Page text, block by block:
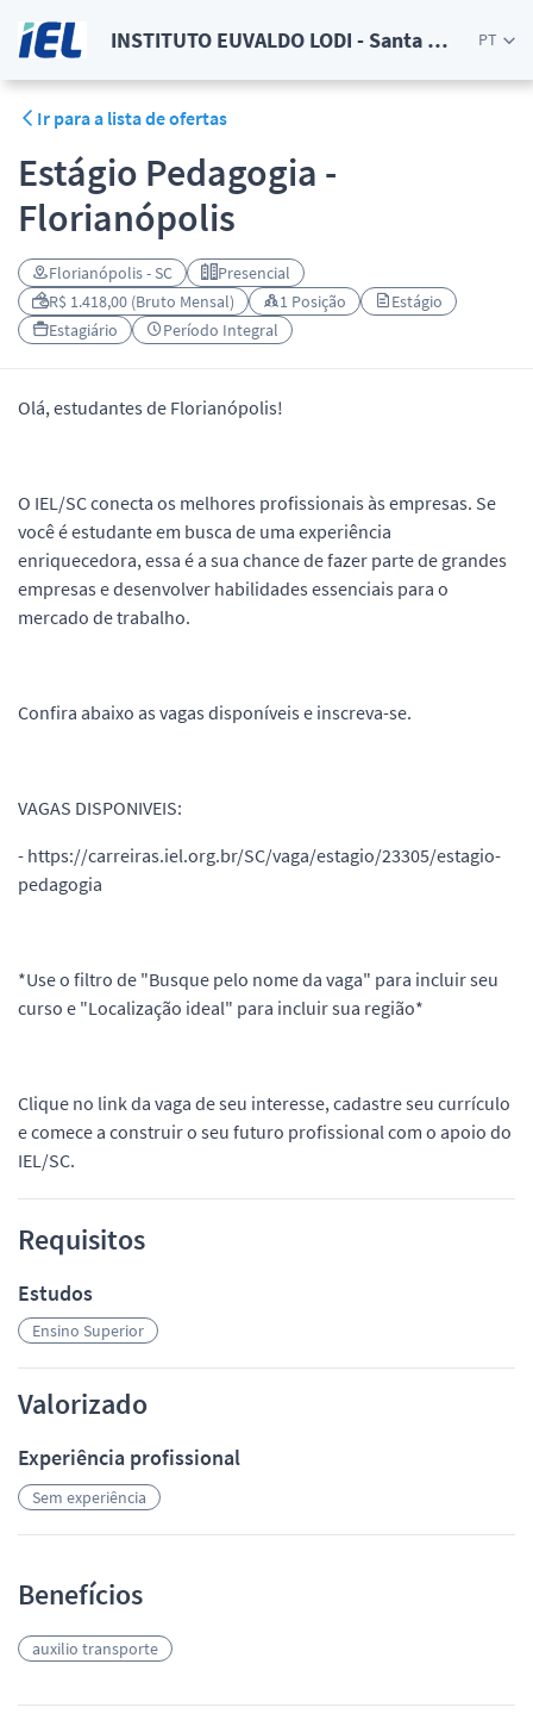
INSTITUTO EUVALDO LODI - Santa Catarina PT
Ir para a lista de ofertas
Estágio Pedagogia -
Florianópolis
Florianópolis - SC
Presencial
R$ 1.418,00 (Bruto Mensal)
1 Posição
Estágio
Estagiário
Período Integral
Olá, estudantes de Florianópolis!
O IEL/SC conecta os melhores profissionais às empresas. Se
você é estudante em busca de uma experiência
enriquecedora, essa é a sua chance de fazer parte de grandes
empresas e desenvolver habilidades essenciais para o
mercado de trabalho.
Confira abaixo as vagas disponíveis e inscreva-se.
VAGAS DISPONIVEIS:
- https://carreiras.iel.org.br/SC/vaga/estagio/23305/estagio-
pedagogia
*Use o filtro de "Busque pelo nome da vaga" para incluir seu
curso e "Localização ideal" para incluir sua região*
Clique no link da vaga de seu interesse, cadastre seu currículo
e comece a construir o seu futuro profissional com o apoio do
IEL/SC.
Requisitos
Estudos
Ensino Superior
Valorizado
Experiência profissional
Sem experiência
Benefícios
auxilio transporte